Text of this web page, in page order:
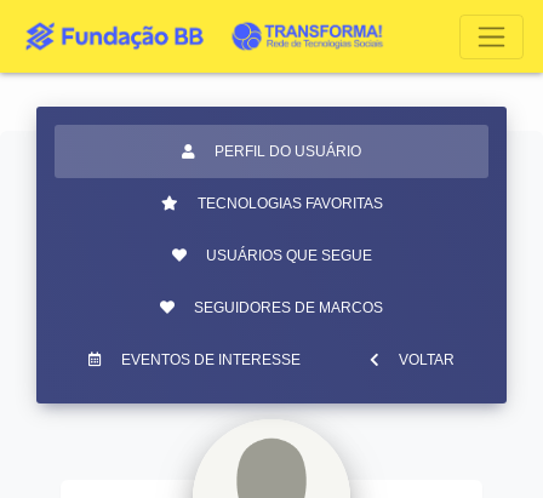
PERFIL DO USUÁRIO
TECNOLOGIAS FAVORITAS
USUÁRIOS QUE SEGUE
SEGUIDORES DE MARCOS
EVENTOS DE INTERESSE VOLTAR